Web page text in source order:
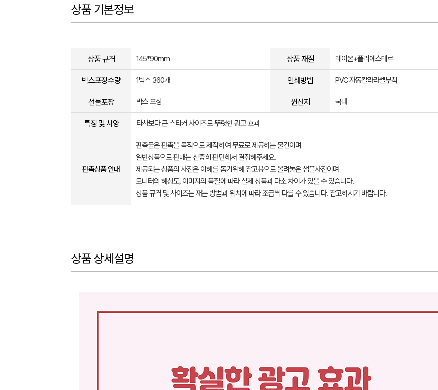
상품 기본정보
상품 규격 145*90mm 상품 재질 레이온+폴리에스테르
박스포장수량 1박스 360개 인쇄방법 PVC 자동칼라라벨부착
선물포장 박스 포장 원산지 국내
특징 및 사양 타사보다 큰 스티커 사이즈로 뚜렷한 광고 효과
판촉상품 안내
판촉물은 판촉을 목적으로 제작하여 무료로 제공하는 물건이며
일반상품으로 판매는 신중히 판단해서 결정해주세요.
제공되는 상품의 사진은 이해를 돕기위해 참고용으로 올려놓은 샘플사진이며
모니터의 해상도, 이미지의 품질에 따라 실제 상품과 다소 차이가 있을 수 있습니다.
상품 규격 및 사이즈는 재는 방법과 위치에 따라 조금씩 다를 수 있습니다. 참고하시기 바랍니다.
상품 상세설명